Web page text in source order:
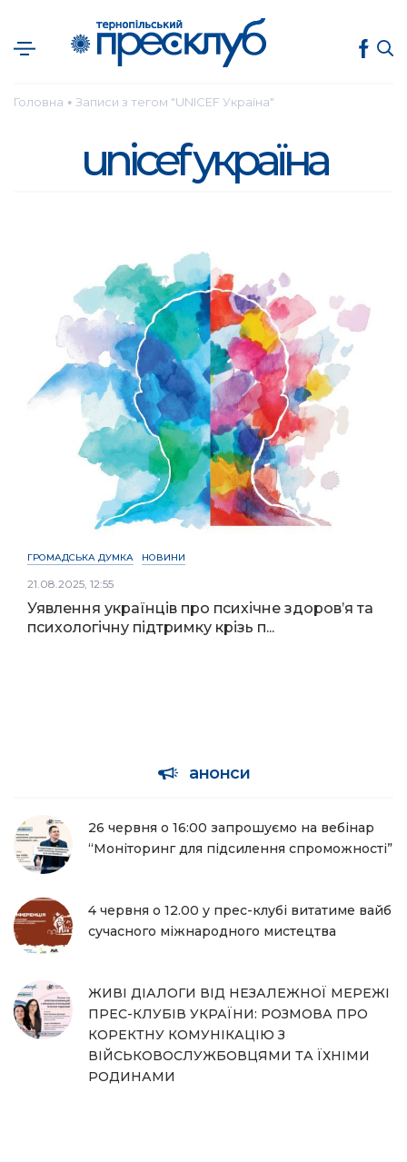
Головна ● Записи з тегом "UNICEF Україна"
unicef україна
ГРОМАДСЬКА ДУМКА НОВИНИ
21.08.2025, 12:55
Уявлення українців про психічне здоров’я та
психологічну підтримку крізь п...
анонси
26 червня о 16:00 запрошуємо на вебінар
“Моніторинг для підсилення спроможності”
4 червня о 12.00 у прес-клубі витатиме вайб
сучасного міжнародного мистецтва
ЖИВІ ДІАЛОГИ ВІД НЕЗАЛЕЖНОЇ МЕРЕЖІ
ПРЕС-КЛУБІВ УКРАЇНИ: РОЗМОВА ПРО
КОРЕКТНУ КОМУНІКАЦІЮ З
ВІЙСЬКОВОСЛУЖБОВЦЯМИ ТА ЇХНІМИ
РОДИНАМИ